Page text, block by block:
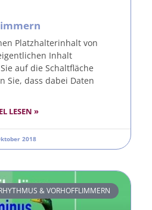
Platzhalterinhalt von
Inhalt
auf die Schaltfläche
Sie, dass dabei Daten
LESEN »
2018
& VORHOFFLIMMERN